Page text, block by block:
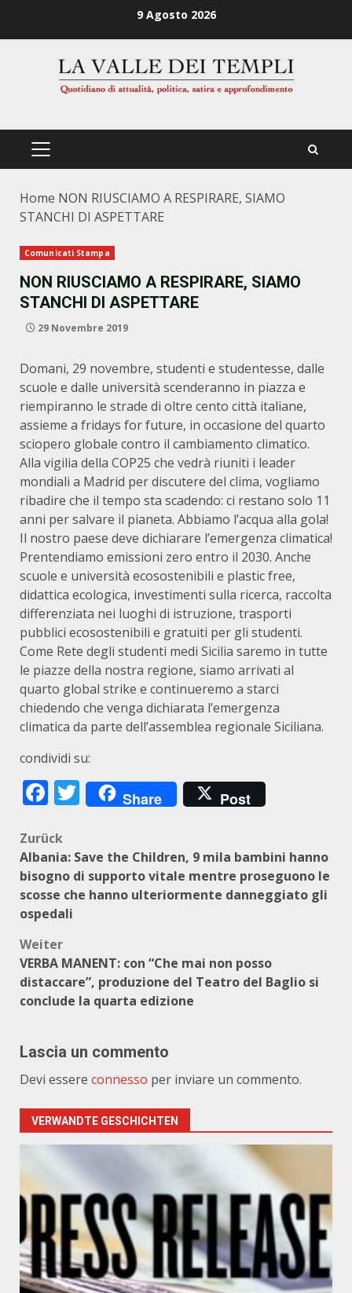
9 Agosto 2026
PRIMÄRES
Home NON RIUSCIAMO A RESPIRARE, SIAMO
STANCHI DI ASPETTARE
Comunicati Stampa
NON RIUSCIAMO A RESPIRARE, SIAMO
STANCHI DI ASPETTARE
29 Novembre 2019
Domani, 29 novembre, studenti e studentesse, dalle
scuole e dalle università scenderanno in piazza e
riempiranno le strade di oltre cento città italiane,
assieme a fridays for future, in occasione del quarto
sciopero globale contro il cambiamento climatico.
Alla vigilia della COP25 che vedrà riuniti i leader
mondiali a Madrid per discutere del clima, vogliamo
ribadire che il tempo sta scadendo: ci restano solo 11
anni per salvare il pianeta. Abbiamo l’acqua alla gola!
Il nostro paese deve dichiarare l’emergenza climatica!
Prentendiamo emissioni zero entro il 2030. Anche
scuole e università ecosostenibili e plastic free,
didattica ecologica, investimenti sulla ricerca, raccolta
differenziata nei luoghi di istruzione, trasporti
pubblici ecosostenibili e gratuiti per gli studenti.
Come Rete degli studenti medi Sicilia saremo in tutte
le piazze della nostra regione, siamo arrivati al
quarto global strike e continueremo a starci
chiedendo che venga dichiarata l’emergenza
climatica da parte dell’assemblea regionale Siciliana.
condividi su:
Facebook
Twitter
Share Post
Beitragsnavigation
Zurück
Albania: Save the Children, 9 mila bambini hanno
bisogno di supporto vitale mentre proseguono le
scosse che hanno ulteriormente danneggiato gli
ospedali
Weiter
VERBA MANENT: con “Che mai non posso
distaccare”, produzione del Teatro del Baglio si
conclude la quarta edizione
Lascia un commento
Devi essere connesso per inviare un commento.
VERWANDTE GESCHICHTEN